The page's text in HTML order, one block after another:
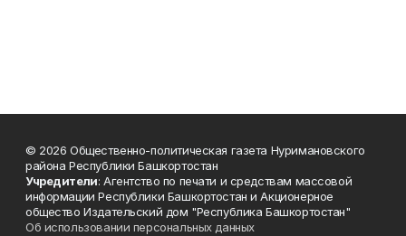
© 2026 Общественно-политическая газета Нуримановского
района Республики Башкортостан
Учредители: Агентство по печати и средствам массовой
информации Республики Башкортостан и Акционерное
общество Издательский дом "Республика Башкортостан"
Об использовании персональных данных